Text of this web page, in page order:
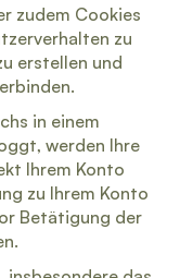
zudem Cookies
zu
erstellen und
in einem
werden Ihre
Ihrem Konto
zu Ihrem Konto
Betätigung der